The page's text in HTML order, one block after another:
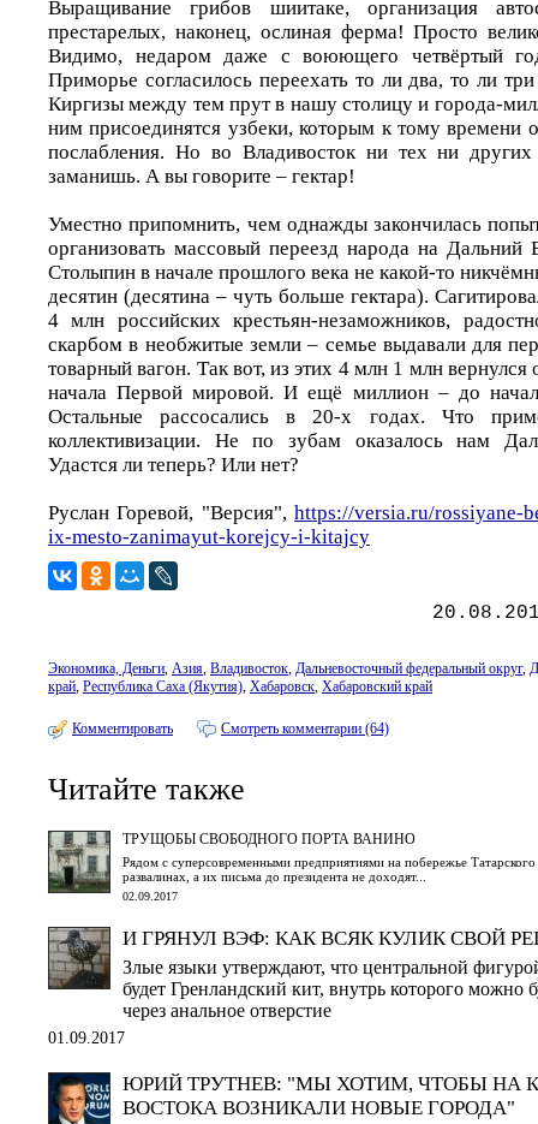
Выращивание грибов шиитаке, организация
престарелых, наконец, ослиная ферма! Просто
Видимо, недаром даже с воюющего четвёртый
Приморье согласилось переехать то ли два, то ли
Киргизы между тем прут в нашу столицу и города-
ним присоединятся узбеки, которым к тому времени
послабления. Но во Владивосток ни тех ни
заманишь. А вы говорите – гектар!
Уместно припомнить, чем однажды закончилась
организовать массовый переезд народа на
Столыпин в начале прошлого века не какой-то
десятин (десятина – чуть больше гектара).
4 млн российских крестьян-незаможников,
скарбом в необжитые земли – семье выдавали для
товарный вагон. Так вот, из этих 4 млн 1 млн вернулся
начала Первой мировой. И ещё миллион – до
Остальные рассосались в 20-х годах. Что
коллективизации. Не по зубам оказалось нам
Удастся ли теперь? Или нет?
Руслан Горевой, "Версия", https://versia.ru/rossiyane-
ix-mesto-zanimayut-korejcy-i-kitajcy
Экономика, Деньги, Азия, Владивосток, Дальневосточный федеральный округ,
край, Республика Саха (Якутия), Хабаровск, Хабаровский край
Комментировать Смотреть комментарии (64)
Читайте также
ТРУЩОБЫ СВОБОДНОГО ПОРТА ВАНИНО
Рядом с суперсовременными предприятиями на побережье
развалинах, а их письма до президента не доходят...
02.09.2017
И ГРЯНУЛ ВЭФ: КАК ВСЯК КУЛИК СВОЙ
Злые языки утверждают, что центральной
будет Гренландский кит, внутрь которого можно
через анальное отверстие
01.09.2017
ЮРИЙ ТРУТНЕВ: "МЫ ХОТИМ, ЧТОБЫ НА
ВОСТОКА ВОЗНИКАЛИ НОВЫЕ ГОРОДА"